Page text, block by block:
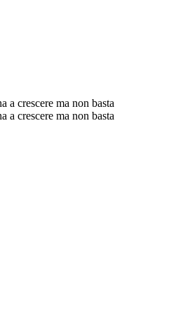
a crescere ma non basta
a crescere ma non basta